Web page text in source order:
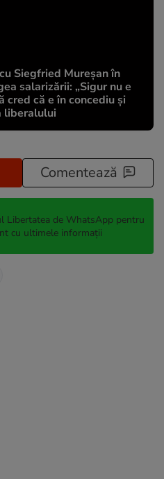
Siegfried Mureșan în
salarizării: „Sigur nu e
cred că e în concediu și
liberalului
Comentează
Libertatea de WhatsApp pentru
cu ultimele informații